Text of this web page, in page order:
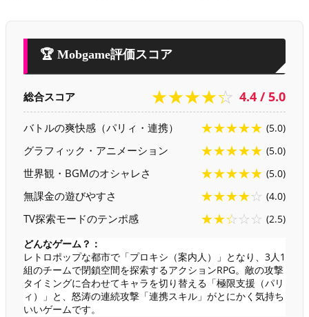
🏆 Mobgame評価スコア
総合スコア ★★★★☆ 4.4 / 5.0
バトルの爽快感（パリィ・連携） ★★★★★ (5.0)
グラフィック・アニメーション ★★★★★ (5.0)
世界観・BGMのオシャレさ ★★★★★ (5.0)
無課金の遊びやすさ ★★★★☆ (4.0)
TV探索モードのテンポ感 ★★☆☆☆ (2.5)
どんなゲーム？：
レトロポップな都市で「プロキシ（案内人）」となり、3人1
組のチームで閉鎖空間を探索するアクションRPG。敵の攻撃
タイミングに合わせてキャラを切り替える「極限支援（パリ
ィ）」と、怒涛の連続攻撃「連携スキル」がとにかく気持ち
いいゲームです。